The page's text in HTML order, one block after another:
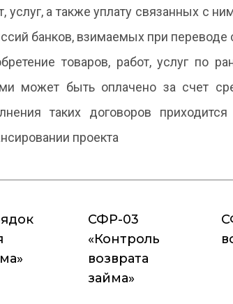
услуг, а также уплату связанных с
банков, взимаемых при переводе
товаров, работ, услуг по
может быть оплачено за счет
таких договоров
проекта
СФР-03
«Контроль
возврата
займа»